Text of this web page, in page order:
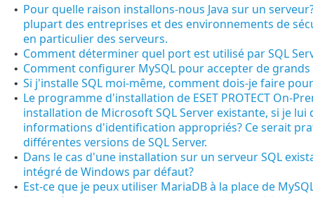
• Pour quelle raison installons-nous Java sur un
plupart des entreprises et des environnements de
en particulier des serveurs.
• Comment déterminer quel port est utilisé par SQL
• Comment configurer MySQL pour accepter de grands
• Si j'installe SQL moi-même, comment dois-je faire
• Le programme d'installation de ESET PROTECT On-
installation de Microsoft SQL Server existante, si je
informations d'identification appropriés? Ce serait
différentes versions de SQL Server.
• Dans le cas d'une installation sur un serveur SQL
intégré de Windows par défaut?
• Est-ce que je peux utiliser MariaDB à la place de